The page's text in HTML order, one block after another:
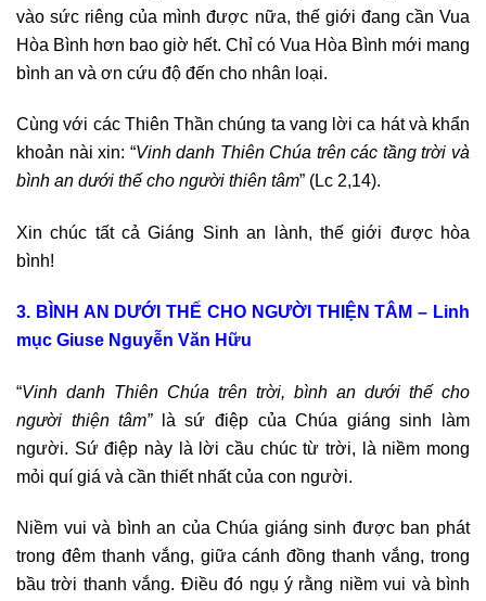
vào sức riêng của mình được nữa, thế giới đang cần Vua
Hòa Bình hơn bao giờ hết. Chỉ có Vua Hòa Bình mới mang
bình an và ơn cứu độ đến cho nhân loại.
Cùng với các Thiên Thần chúng ta vang lời ca hát và khẩn
khoản nài xin: “Vinh danh Thiên Chúa trên các tầng trời và
bình an dưới thế cho người thiên tâm” (Lc 2,14).
Xin chúc tất cả Giáng Sinh an lành, thế giới được hòa
bình!
3. BÌNH AN DƯỚI THẾ CHO NGƯỜI THIỆN TÂM – Linh
mục Giuse Nguyễn Văn Hữu
“Vinh danh Thiên Chúa trên trời, bình an dưới thế cho
người thiện tâm” là sứ điệp của Chúa giáng sinh làm
người. Sứ điệp này là lời cầu chúc từ trời, là niềm mong
mỏi quí giá và cần thiết nhất của con người.
Niềm vui và bình an của Chúa giáng sinh được ban phát
trong đêm thanh vắng, giữa cánh đồng thanh vắng, trong
bầu trời thanh vắng. Điều đó ngụ ý rằng niềm vui và bình